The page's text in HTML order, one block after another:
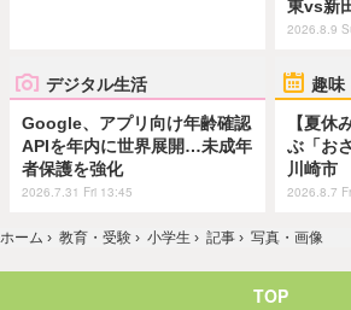
東vs新
2026.8.9
デジタル生活
Google、アプリ向け年齢確認
APIを年内に世界展開…未成年
者保護を強化
2026.7.31 Fri 13:45
趣味
【夏休
ぶ「お
川崎市
2026.8.7
ホーム › 教育・受験 › 小学生 › 記事 › 写真・画像
TOP